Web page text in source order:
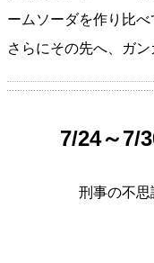
ームソーダを作り比べ
さらにその先へ、ガン
7/24～7/
刑事の不思